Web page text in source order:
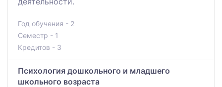
Год обучения - 2
Семестр - 1
Кредитов - 3
Психология дошкольного и младшего
школьного возраста